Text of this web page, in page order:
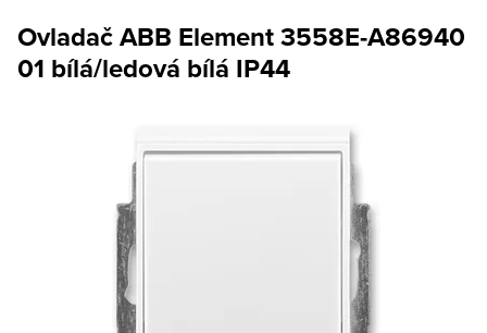
Ovladač ABB Element 3558E-A86940
01 bílá/ledová bílá IP44